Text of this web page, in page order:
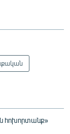
հոխորտանք»